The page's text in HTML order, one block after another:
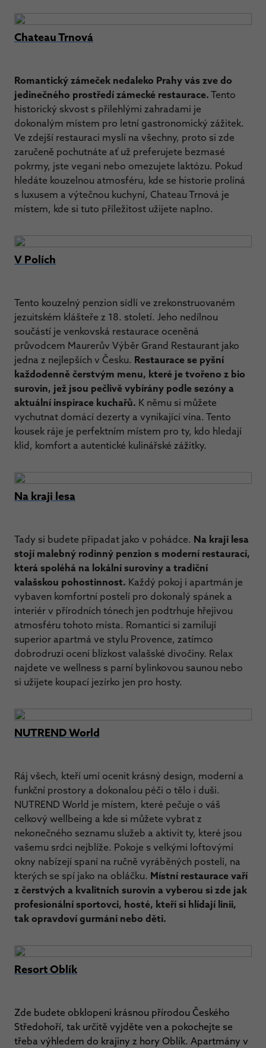
Chateau Trnová
Romantický zámeček nedaleko Prahy vás zve do
jedinečného prostředí zámecké restaurace.Tento
historický skvost s přilehlými zahradami je
dokonalým místem pro letní gastronomický zážitek.
Ve zdejší restauraci myslí na všechny, proto si zde
zaručeně pochutnáte ať už preferujete bezmasé
pokrmy, jste vegani nebo omezujete laktózu. Pokud
hledáte kouzelnou atmosféru, kde se historie prolíná
s luxusem a výtečnou kuchyní, Chateau Trnová je
místem, kde si tuto příležitost užijete naplno.
V Polích
Tento kouzelný penzion sídlí ve zrekonstruovaném
jezuitském klášteře z 18. století. Jeho nedílnou
součástí je venkovská restaurace oceněná
průvodcem Maurerův Výběr Grand Restaurant jako
jedna z nejlepších v Česku. Restaurace se pyšní
každodenně čerstvým menu, které je tvořeno z bio
surovin, jež jsou pečlivě vybírány podle sezóny a
aktuální inspirace kuchařů. K němu si můžete
vychutnat domácí dezerty a vynikající vína. Tento
kousek ráje je perfektním místem pro ty, kdo hledají
klid, komfort a autentické kulinářské zážitky.
Na kraji lesa
Tady si budete připadat jako v pohádce. Na kraji lesa
stojí malebný rodinný penzion s moderní restaurací,
která spoléhá na lokální suroviny a tradiční
valašskou pohostinnost. Každý pokoj i apartmán je
vybaven komfortní postelí pro dokonalý spánek a
interiér v přírodních tónech jen podtrhuje hřejivou
atmosféru tohoto místa. Romantici si zamilují
superior apartmá ve stylu Provence, zatímco
dobrodruzi ocení blízkost valašské divočiny. Relax
najdete ve wellness s parní bylinkovou saunou nebo
si užijete koupací jezírko jen pro hosty.
NUTREND World
Ráj všech, kteří umí ocenit krásný design, moderní a
funkční prostory a dokonalou péči o tělo i duši.
NUTREND World je místem, které pečuje o váš
celkový wellbeing a kde si můžete vybrat z
nekonečného seznamu služeb a aktivit ty, které jsou
vašemu srdci nejblíže. Pokoje s velkými loftovými
okny nabízejí spaní na ručně vyráběných postelí, na
kterých se spí jako na obláčku. Místní restaurace vaří
z čerstvých a kvalitních surovin a vyberou si zde jak
profesionální sportovci, hosté, kteří si hlídají linii,
tak opravdoví gurmáni nebo děti.
Resort Oblík
Zde budete obklopeni krásnou přírodou Českého
Středohoří, tak určitě vyjděte ven a pokochejte se
třeba výhledem do krajiny z hory Oblík. Apartmány v